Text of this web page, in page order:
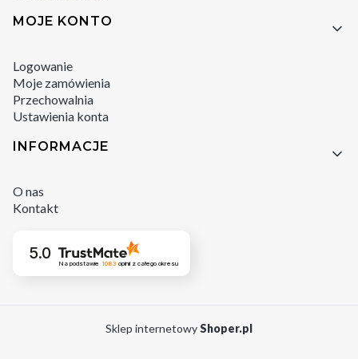
MOJE KONTO
Logowanie
Moje zamówienia
Przechowalnia
Ustawienia konta
INFORMACJE
O nas
Kontakt
5.0
Na podstawie 1083 opinii z całego okresu
Sklep internetowyShoper.pl